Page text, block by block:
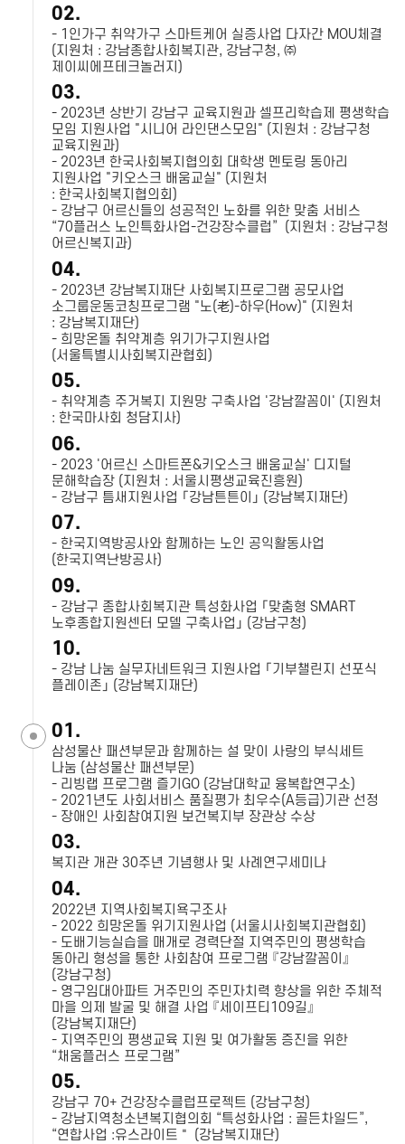
02.
- 1인가구 취약가구 스마트케어 실증사업 다자간 MOU체결
(지원처 : 강남종합사회복지관, 강남구청, ㈜
제이씨에프테크놀러지)
03.
- 2023년 상반기 강남구 교육지원과 셀프리학습제 평생학습
모임 지원사업 "시니어 라인댄스모임" (지원처 : 강남구청
교육지원과)
- 2023년 한국사회복지협의회 대학생 멘토링 동아리
지원사업 "키오스크 배움교실" (지원처
: 한국사회복지협의회)
- 강남구 어르신들의 성공적인 노화를 위한 맞춤 서비스
“70플러스 노인특화사업-건강장수클럽” (지원처 : 강남구청
어르신복지과)
04.
- 2023년 강남복지재단 사회복지프로그램 공모사업
소그룹운동코칭프로그램 "노(老)-하우(How)" (지원처
: 강남복지재단)
- 희망온돌 취약계층 위기가구지원사업
(서울특별시사회복지관협회)
05.
- 취약계층 주거복지 지원망 구축사업 '강남깔꼼이' (지원처
: 한국마사회 청담지사)
06.
- 2023 '어르신 스마트폰&키오스크 배움교실' 디지털
문해학습장 (지원처 : 서울시평생교육진흥원)
- 강남구 틈새지원사업 「강남튼튼이」 (강남복지재단)
07.
- 한국지역방공사와 함께하는 노인 공익활동사업
(한국지역난방공사)
09.
- 강남구 종합사회복지관 특성화사업 「맞춤형 SMART
노후종합지원센터 모델 구축사업」 (강남구청)
10.
- 강남 나눔 실무자네트워크 지원사업 「기부챌린지 선포식
플레이존」 (강남복지재단)
01.
삼성물산 패션부문과 함께하는 설 맞이 사랑의 부식세트
나눔 (삼성물산 패션부문)
- 리빙랩 프로그램 즐기GO (강남대학교 융복합연구소)
- 2021년도 사회서비스 품질평가 최우수(A등급)기관 선정
- 장애인 사회참여지원 보건복지부 장관상 수상
03.
복지관 개관 30주년 기념행사 및 사례연구세미나
04.
2022년 지역사회복지욕구조사
- 2022 희망온돌 위기지원사업 (서울시사회복지관협회)
- 도배기능실습을 매개로 경력단절 지역주민의 평생학습
동아리 형성을 통한 사회참여 프로그램 『강남깔꼼이』
(강남구청)
- 영구임대아파트 거주민의 주민자치력 향상을 위한 주체적
마을 의제 발굴 및 해결 사업 『세이프티109길』
(강남복지재단)
- 지역주민의 평생교육 지원 및 여가활동 증진을 위한
“채움플러스 프로그램”
05.
강남구 70+ 건강장수클럽프로젝트 (강남구청)
- 강남지역청소년복지협의회 “특성화사업 : 골든차일드”,
“연합사업 :유스라이트＂ (강남복지재단)